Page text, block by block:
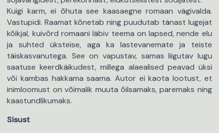
Kuigi karm, ei õhuta see kaasaegne romaan vägivalda.
Vastupidi. Raamat kõnetab ning puudutab tänast lugejat
kõikjal, kuivõrd romaani läbiv teema on lapsed, nende elu
ja suhted üksteise, aga ka lastevanemate ja teiste
täiskasvanutega. See on vapustav, samas liigutav lugu
saatuse keerdkäikudest, millega alaealised peavad üksi
või kambas hakkama saama. Autor ei kaota lootust, et
inimloomust on võimalik muuta õilsamaks, paremaks ning
kaastundlikumaks.
Sisust